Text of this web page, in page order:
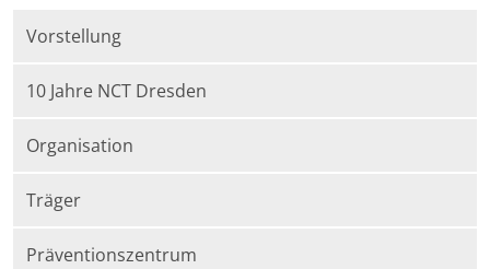
Vorstellung
10 Jahre NCT Dresden
Organisation
Träger
Präventionszentrum